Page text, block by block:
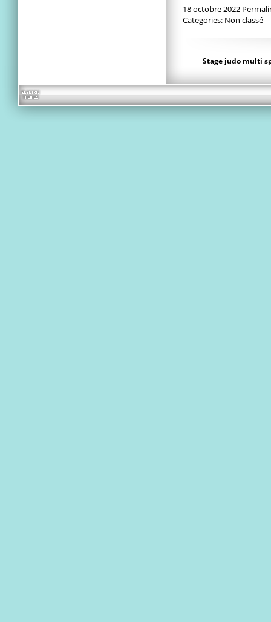
18 octobre 2022
Categories: Non classé
Stage judo multi